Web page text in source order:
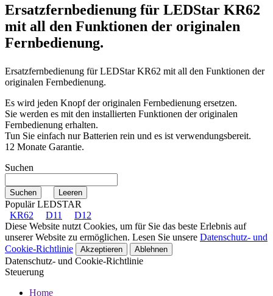
Ersatzfernbedienung für LEDStar KR62
mit all den Funktionen der originalen
Fernbedienung.
Ersatzfernbedienung fürLEDStar KR62 mit all den Funktionen der
originalen Fernbedienung.
Es wird jeden Knopf der originalen Fernbedienung ersetzen.
Sie werden es mit den installierten Funktionen der originalen
Fernbedienung erhalten.
Tun Sie einfach nur Batterien rein und es ist verwendungsbereit.
12 Monate Garantie.
Suchen
Populär LEDSTAR
KR62
D11
D12
Diese Website nutzt Cookies, um für Sie das beste Erlebnis auf
unserer Website zu ermöglichen. Lesen Sie unsere Datenschutz- und
Cookie-Richtlinie
Akzeptieren Ablehnen
Datenschutz- und Cookie-Richtlinie
Steuerung
Home